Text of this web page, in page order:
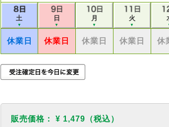
土
▼
日
▼
月
▼
火
▼
休業日 休業日 休業日 休業日 休
販売価格： ¥ 1,479 （税込）